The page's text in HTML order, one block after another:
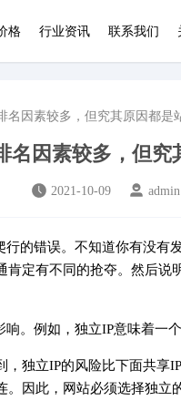
格 行业资讯 联系我们
名因素较多，但究其原因都是
名因素较多，但究
2021-10-09 admin
的错误。不知道你有没有
定有不同的抢夺。然后
。例如，独立IP意味着一
独立IP的风险比下面共享
因此，网站必须选择独立